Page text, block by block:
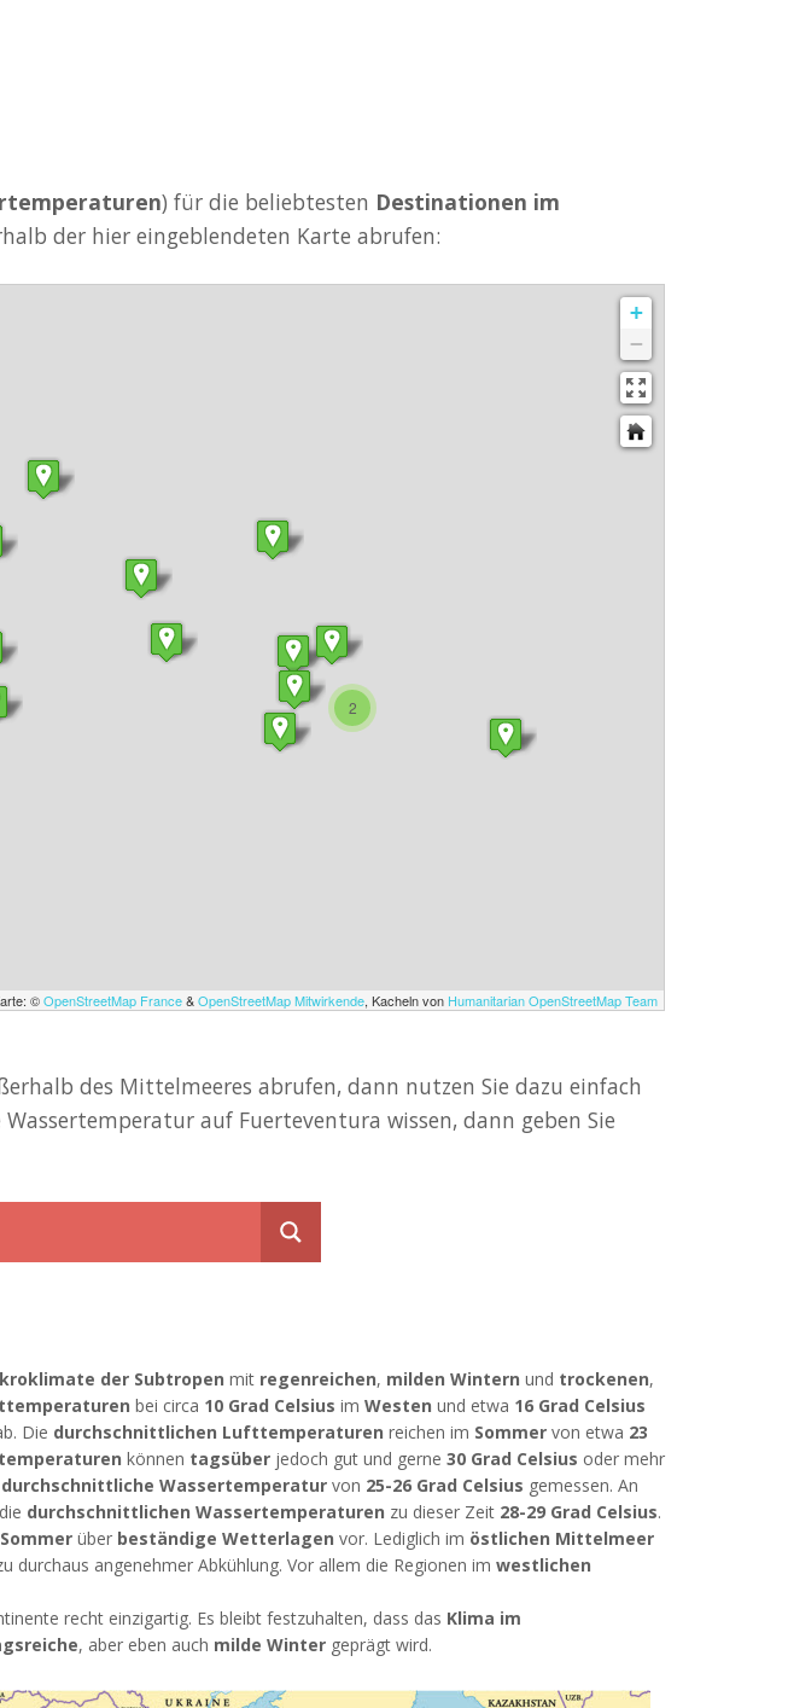
) für die beliebtesten Destinationen im
der hier eingeblendeten Karte abrufen:
2
+
−
©OpenStreetMap France&OpenStreetMap Mitwirkende, Kacheln von Humanitarian OpenStreetMap Team
des Mittelmeeres abrufen, dann nutzen Sie dazu einfach
auf Fuerteventura wissen, dann geben Sie
der Subtropen mit regenreichen, milden Wintern und trockenen,
bei circa 10 Grad Celsius im Westen und etwa 16 Grad Celsius
Die durchschnittlichen Lufttemperaturen reichen im Sommer von etwa 23
können tagsüber jedoch gut und gerne 30 Grad Celsius oder mehr
durchschnittliche Wassertemperatur von 25-26 Grad Celsius gemessen. An
durchschnittlichen Wassertemperaturen zu dieser Zeit 28-29 Grad Celsius.
Sommer über beständige Wetterlagen vor. Lediglich im östlichen Mittelmeer
durchaus angenehmer Abkühlung. Vor allem die Regionen im westlichen
recht einzigartig. Es bleibt festzuhalten, dass das Klima im
, aber eben auch milde Winter geprägt wird.